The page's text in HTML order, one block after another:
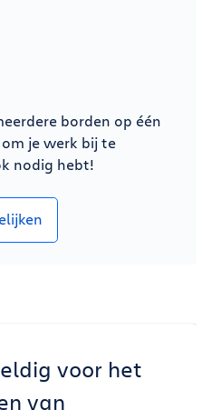
borden op één
je werk bij te
nodig hebt!
voor het
van